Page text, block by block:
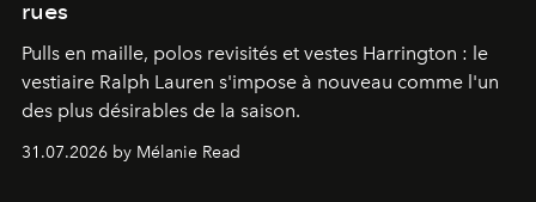
rues
Pulls en maille, polos revisités et vestes Harrington : le
vestiaire Ralph Lauren s'impose à nouveau comme l'un
des plus désirables de la saison.
31.07.2026 by Mélanie Read